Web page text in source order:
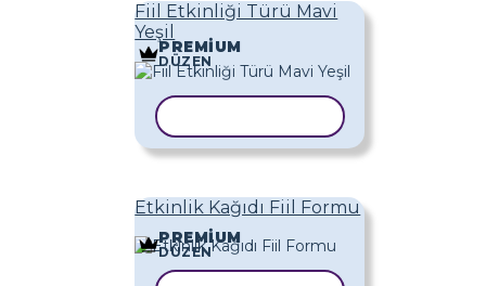
Fiil Etkinliği Türü Mavi
Yeşil
PREMIUM
DÜZEN
Etkinlik Kağıdı Fiil Formu
PREMIUM
DÜZEN